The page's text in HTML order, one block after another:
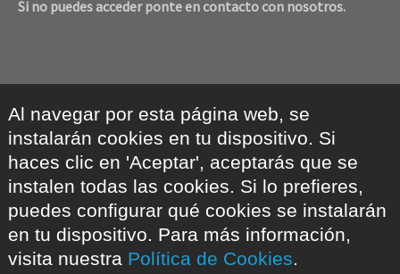
Si no puedes acceder ponte en contacto con nosotros.
Al navegar por esta página web, se
instalarán cookies en tu dispositivo. Si
haces clic en 'Aceptar', aceptarás que se
instalen todas las cookies. Si lo prefieres,
puedes configurar qué cookies se instalarán
en tu dispositivo. Para más información,
visita nuestra Política de Cookies.